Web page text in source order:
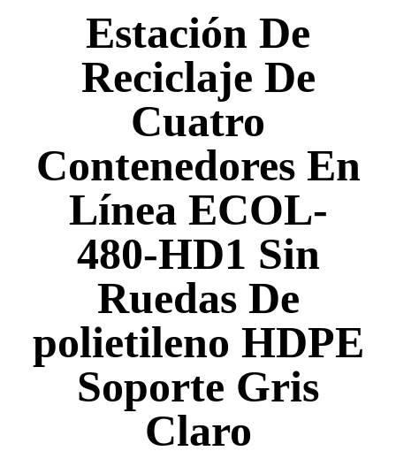
Estación De
Reciclaje De
Cuatro
Contenedores En
Línea ECOL-
480-HD1 Sin
Ruedas De
polietileno HDPE
Soporte Gris
Claro